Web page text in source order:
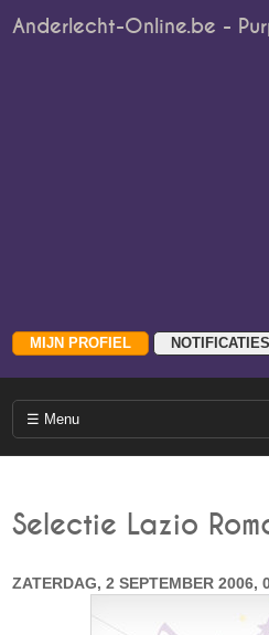
Anderlecht-Online.be -
Selectie Lazio
ZATERDAG, 2 SEPTEMBER